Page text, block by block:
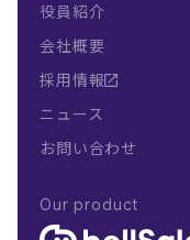
役員紹介
会社概要
採用情報
ニュース
お問い合わせ
Our product